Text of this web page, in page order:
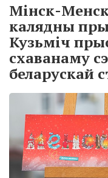
Мінск-
калядны
Кузьміч
схаванаму
беларускай